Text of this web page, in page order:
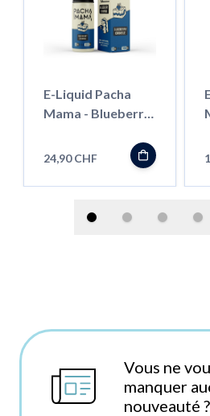
E-Liquid Pacha
Mama - Blueberry
24,90 CHF
Vous ne
manquer
nouveauté ?